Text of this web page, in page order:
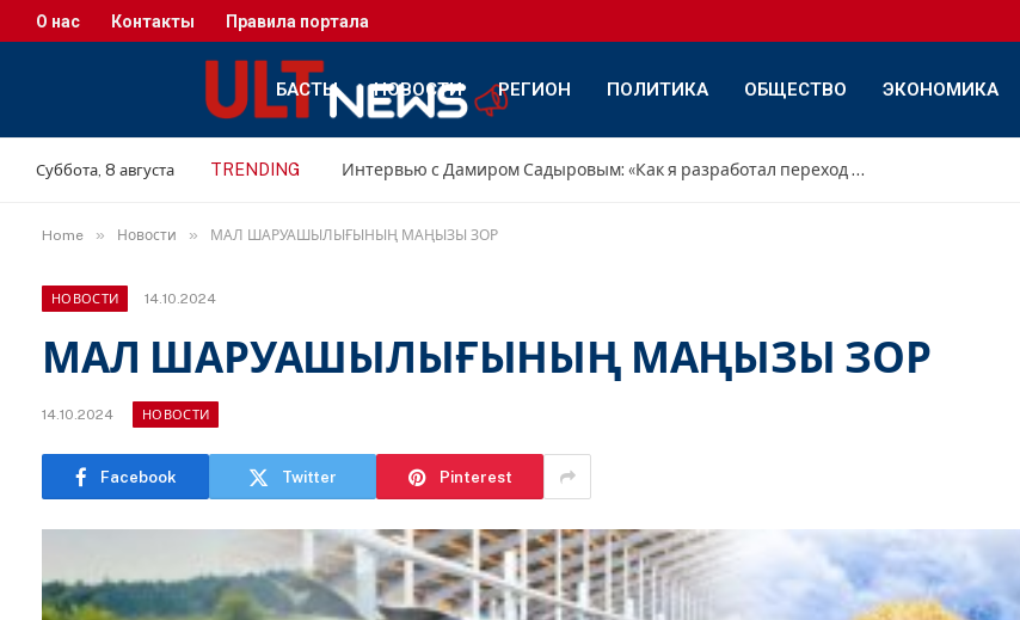
О нас Контакты Правила портала
БАСТЫ НОВОСТИ РЕГИОН ПОЛИТИКА ОБЩЕСТВО ЭКОНОМИКА
Суббота, 8 августа TRENDING Интервью с Дамиром Садыровым: «Как я разработал переход с переднего треугольника на обратный»
Home » Новости » МАЛ ШАРУАШЫЛЫҒЫНЫҢ МАҢЫЗЫ ЗОР
НОВОСТИ 14.10.2024
МАЛ ШАРУАШЫЛЫҒЫНЫҢ МАҢЫЗЫ ЗОР
14.10.2024 НОВОСТИ
Facebook Twitter Pinterest